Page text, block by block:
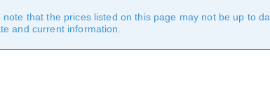
note that the prices listed on this page may not be up to
and current information.